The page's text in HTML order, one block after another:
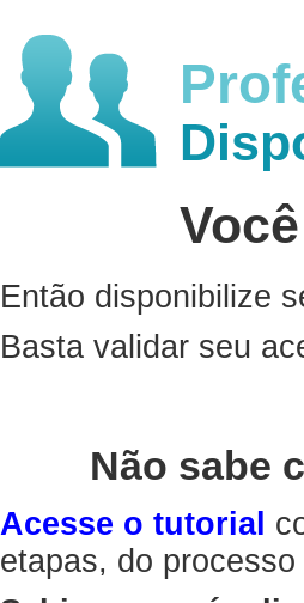
Então disponibilize
Basta validar seu
Não sabe
Acesse o tutorial
etapas, do